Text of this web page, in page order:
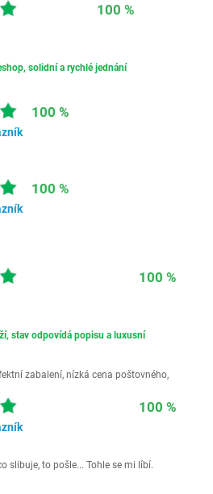
100 %
solidní a rychlé jednání
100 %
100 %
100 %
stav odpovídá popisu a luxusní
zabalení, nízká cena poštovného,
100 %
slibuje, to pošle... Tohle se mi líbí.